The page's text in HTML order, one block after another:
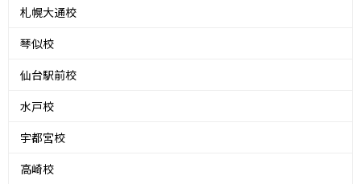
札幌大通校
琴似校
仙台駅前校
水戸校
宇都宮校
高崎校